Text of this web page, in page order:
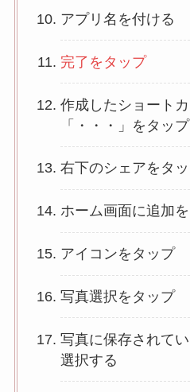
アプリ名を付ける
完了をタップ
作成したショート
「・・・」をタップ
右下のシェアをタ
ホーム画面に追加
アイコンをタップ
写真選択をタップ
写真に保存されて
選択する